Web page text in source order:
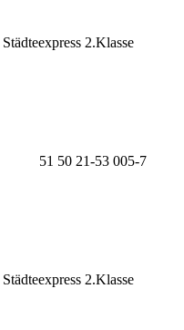
2.Klasse
51 50 21-53 005-7
2.Klasse